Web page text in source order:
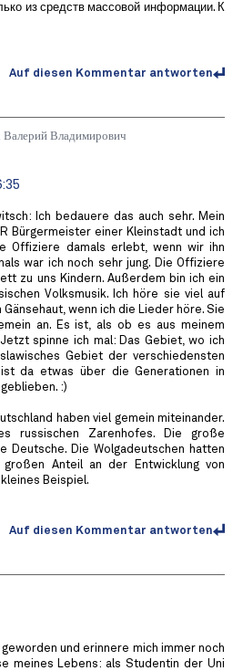
из средств массовой информации. К
Auf diesen Kommentar antworten
Валерий Владимирович
Ich bedauere das auch sehr. Mein
Bürgermeister einer Kleinstadt und ich
Offiziere damals erlebt, wenn wir ihn
war ich noch sehr jung. Die Offiziere
zu uns Kindern. Außerdem bin ich ein
Volksmusik. Ich höre sie viel auf
Gänsehaut, wenn ich die Lieder höre. Sie
an. Es ist, als ob es aus meinem
spinne ich mal: Das Gebiet, wo ich
Gebiet der verschiedensten
da etwas über die Generationen in
:)
haben viel gemein miteinander.
russischen Zarenhofes. Die große
Deutsche. Die Wolgadeutschen hatten
großen Anteil an der Entwicklung von
kleines Beispiel.
Auf diesen Kommentar antworten
geworden und erinnere mich immer noch
meines Lebens: als Studentin der Uni